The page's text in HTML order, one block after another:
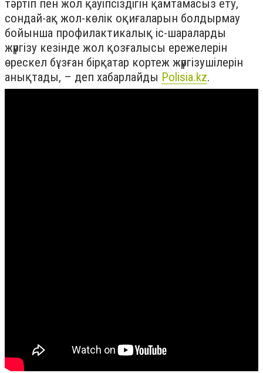
тәртіп пен жол қауіпсіздігін қамтамасыз ету,
сондай-ақ жол-көлік оқиғаларын болдырмау
бойынша профилактикалық іс-шараларды
жүргізу кезінде жол қозғалысы ережелерін
өрескел бұзған бірқатар кортеж жүргізушілерін
анықтады, – деп хабарлайды Polisia.kz.